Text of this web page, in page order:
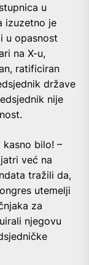
u
izuzetno je
u opasnost
na X-u,
ratificiran
države
nije
bilo! –
već na
tražili da,
utemelji
za
njegovu